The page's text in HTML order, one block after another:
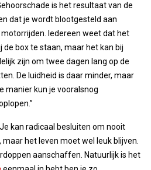
is het resultaat van de
dat je wordt blootgesteld aan
Iedereen weet dat het
de box te staan, maar het kan bij
zijn om twee dagen lang op de
De luidheid is daar minder, maar
manier kun je vooralsnog
kan radicaal besluiten om nooit
maar het leven moet wel leuk blijven.
aanschaffen. Natuurlijk is het